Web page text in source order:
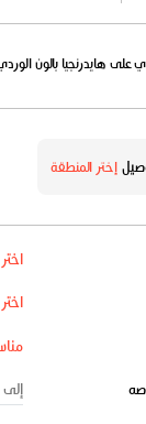
هايدرنجيا بالون الوردي
إختر المنطقة